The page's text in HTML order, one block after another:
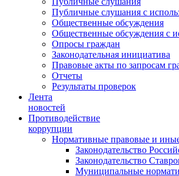
Публичные слушания с
Общественные обсуждения
Общественные обсуждения с
Опросы граждан
Законодательная инициатива
Правовые акты по запросам
Отчеты
Результаты проверок
Лента
новостей
Противодействие
коррупции
Нормативные правовые и
Законодательство
Законодательство
Муниципальные